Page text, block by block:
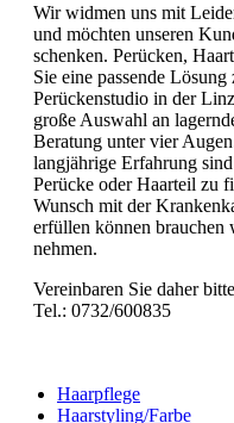
Wir widmen uns mit
und möchten unseren
schenken. Perücken,
Sie eine passende
Perückenstudio in der
große Auswahl an
Beratung unter vier
langjährige Erfahrung
Perücke oder Haarteil zu
Wunsch mit der
erfüllen können
nehmen.
Vereinbaren Sie daher
Tel.: 0732/600835
Haarpflege
Haarstyling/Farbe